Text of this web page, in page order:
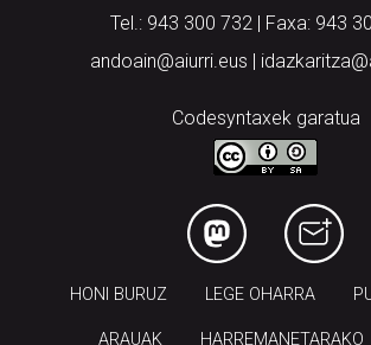
Tel.: 943 300 732 | Faxa: 943
andoain@aiurri.eus |
Codesyntaxek garatua
HONI BURUZ LEGE OHARRA
ARAUAK HARREMANETARAKO